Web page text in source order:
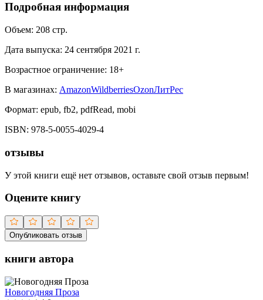
Подробная информация
Объем: 208 стр.
Дата выпуска: 24 сентября 2021 г.
Возрастное ограничение: 18+
В магазинах: AmazonWildberriesOzonЛитРес
Формат: epub, fb2, pdfRead, mobi
ISBN: 978-5-0055-4029-4
отзывы
У этой книги ещё нет отзывов, оставьте свой отзыв первым!
Оцените книгу
Опубликовать отзыв
книги автора
Новогодняя Проза